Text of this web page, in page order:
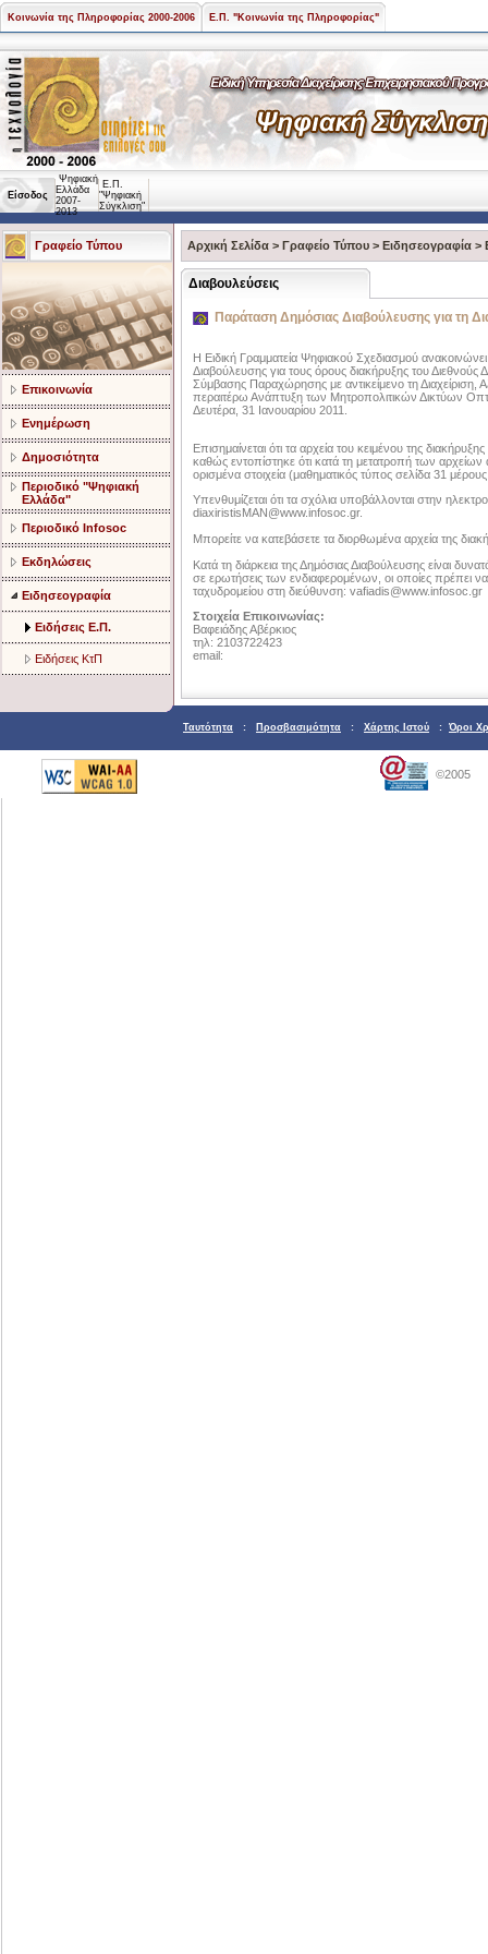
Κοινωνία της Πληροφορίας 2000-2006 Ε.Π. "Κοινωνία της Πληροφορίας"
Είσοδος
Ψηφιακή
Ελλάδα
2007-
2013
Ε.Π.
"Ψηφιακή
Σύγκλιση"
Γραφείο Τύπου
Επικοινωνία
Ενημέρωση
Δημοσιότητα
Περιοδικό "Ψηφιακή
Ελλάδα"
Περιοδικό Infosoc
Εκδηλώσεις
Ειδησεογραφία
Ειδήσεις Ε.Π.
Ειδήσεις ΚτΠ
Αρχική Σελίδα > Γραφείο Τύπου > Ειδησεογραφία >
Διαβουλεύσεις
Παράταση Δημόσιας Διαβούλευσης για τη
Η Ειδική Γραμματεία Ψηφιακού Σχεδιασμού
Διαβούλευσης για τους όρους διακήρυξης του
Σύμβασης Παραχώρησης με αντικείμενο τη Διαχείριση,
περαιτέρω Ανάπτυξη των Μητροπολιτικών Δικτύων
Δευτέρα, 31 Ιανουαρίου 2011.
Επισημαίνεται ότι τα αρχεία του κειμένου της
καθώς εντοπίστηκε ότι κατά τη μετατροπή των
ορισμένα στοιχεία (μαθηματικός τύπος σελίδα 31
Υπενθυμίζεται ότι τα σχόλια υποβάλλονται στην
diaxiristisMAN@www.infosoc.gr.
Μπορείτε να κατεβάσετε τα διορθωμένα αρχεία της
Κατά τη διάρκεια της Δημόσιας Διαβούλευσης είναι
σε ερωτήσεις των ενδιαφερομένων, οι οποίες πρέπει
ταχυδρομείου στη διεύθυνση: vafiadis@www.infosoc.gr
Στοιχεία Επικοινωνίας:
Βαφειάδης Αβέρκιος
τηλ: 2103722423
email:
Ταυτότητα : Προσβασιμότητα : Χάρτης Ιστού : Όροι
©2005